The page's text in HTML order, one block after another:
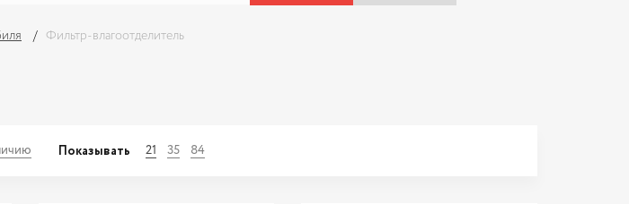
Фильтр-влагоотделитель
Показывать 21 35 84